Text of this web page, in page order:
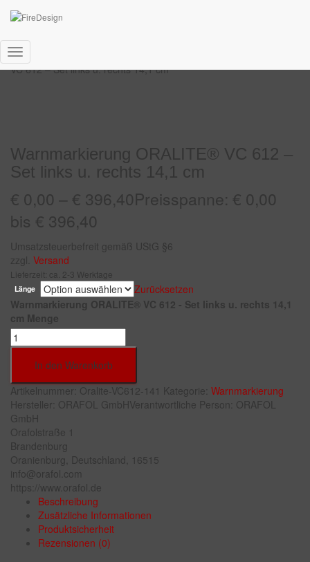
Navigation
umschalten
Start
VC 612 – Set links u. rechts 14,1 cm
Warnmarkierung ORALITE® VC 612 –
Set links u. rechts 14,1 cm
€ 0,00 – € 396,40Preisspanne: € 0,00
bis € 396,40
Umsatzsteuerbefreit gemäß UStG §6
zzgl. Versand
Lieferzeit: ca. 2-3 Werktage
Länge
Zurücksetzen
Warnmarkierung ORALITE® VC 612 - Set links u. rechts 14,1
cm Menge
In den Warenkorb
Artikelnummer: Oralite-VC612-141 Kategorie: Warnmarkierung
Hersteller: ORAFOL GmbHVerantwortliche Person: ORAFOL
GmbH
Orafolstraße 1
Brandenburg
Oranienburg, Deutschland, 16515
info@orafol.com
https://www.orafol.de
Beschreibung
Zusätzliche Informationen
Produktsicherheit
Rezensionen (0)